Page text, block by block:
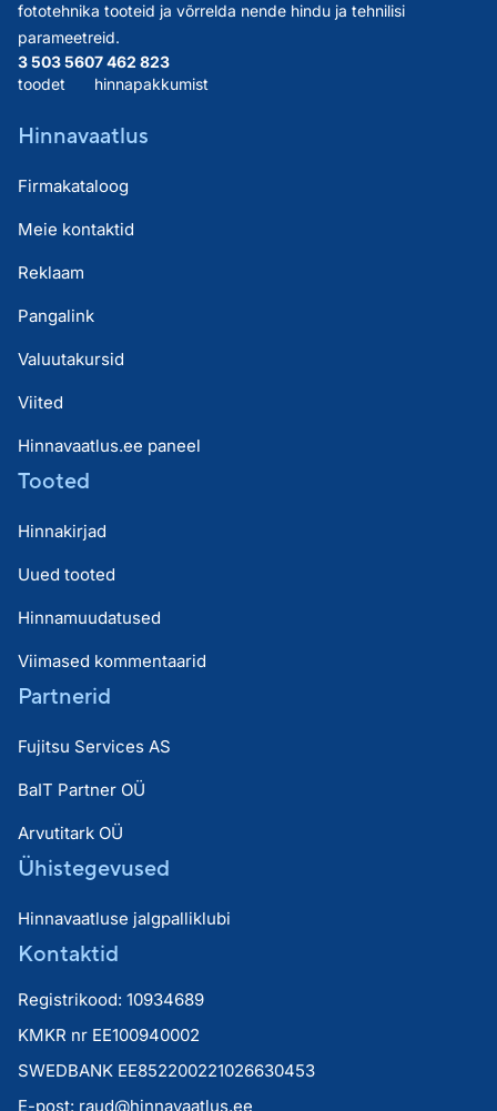
fototehnika tooteid ja võrrelda nende hindu ja tehnilisi
parameetreid.
3 503 560
toodet
7 462 823
hinnapakkumist
Hinnavaatlus
Firmakataloog
Meie kontaktid
Reklaam
Pangalink
Valuutakursid
Viited
Hinnavaatlus.ee paneel
Tooted
Hinnakirjad
Uued tooted
Hinnamuudatused
Viimased kommentaarid
Partnerid
Fujitsu Services AS
BaIT Partner OÜ
Arvutitark OÜ
Ühistegevused
Hinnavaatluse jalgpalliklubi
Kontaktid
Registrikood: 10934689
KMKR nr EE100940002
SWEDBANK EE852200221026630453
E-post: raud@hinnavaatlus.ee